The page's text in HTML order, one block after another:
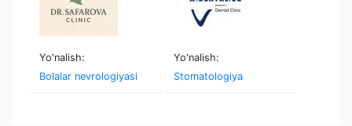
Yo'nalish:
Bolalar nevrologiyasi
Yo'nalish:
Stomatologiya